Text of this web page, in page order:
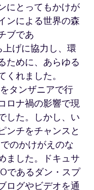
にとってもかけが
ンによる世界の森
ブであ
上げに協力し、環
ために、あらゆる
くれました。
タンザニアで行
ロナ禍の影響で現
した。しかし、い
ンチをチャンスと
のかけがえのな
ました。ドキュサ
であるダン・スプ
ログやビデオを通